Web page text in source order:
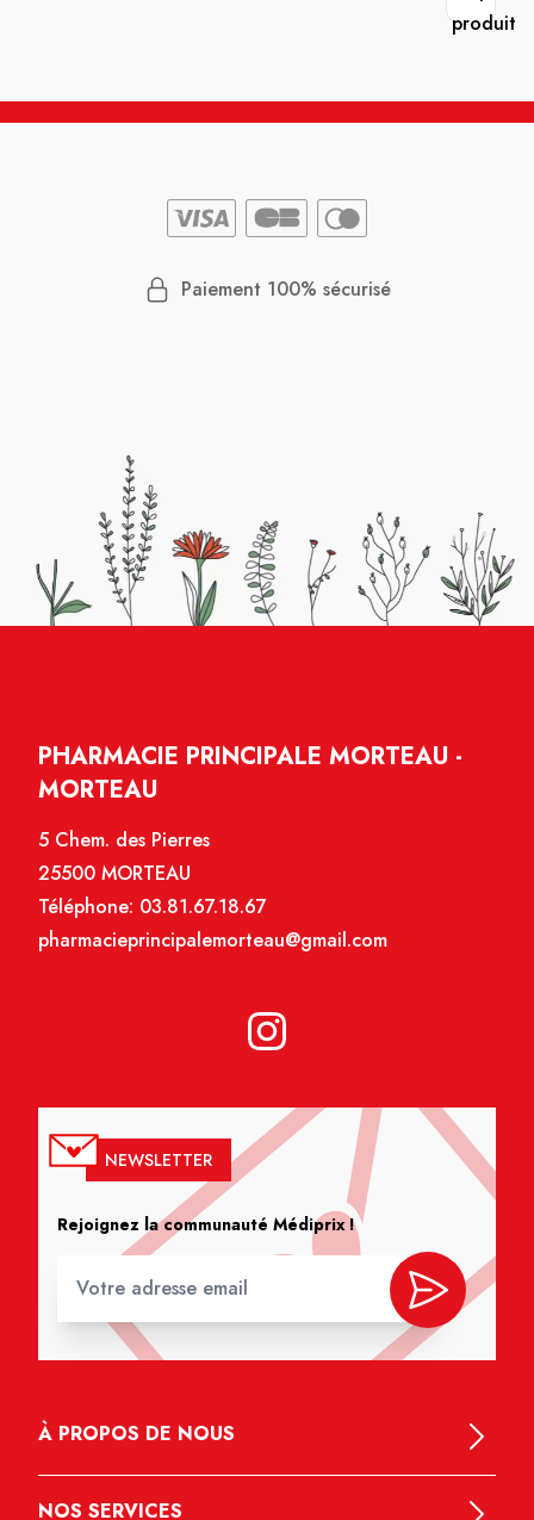
Paiement 100% sécurisé
PHARMACIE PRINCIPALE MORTEAU -
MORTEAU
5 Chem. des Pierres
25500 MORTEAU
Téléphone: 03.81.67.18.67
pharmacieprincipalemorteau@gmail.com
NEWSLETTER
Rejoignez la communauté Médiprix !
À PROPOS DE NOUS
NOS SERVICES